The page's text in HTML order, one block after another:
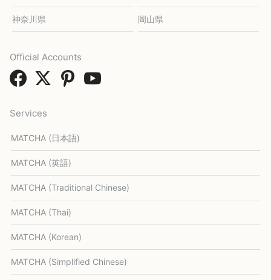
神奈川県 岡山県
Services
MATCHA (日本語)
MATCHA (英語)
MATCHA (Traditional Chinese)
MATCHA (Thai)
MATCHA (Korean)
MATCHA (Simplified Chinese)
Official Accounts